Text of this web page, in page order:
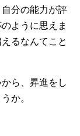
分の能力が評
ように思えま
るなんてこと
ら、昇進をし
か。